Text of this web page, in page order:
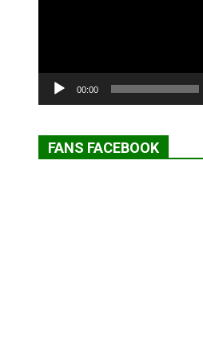
00:00
FANS FACEBOOK